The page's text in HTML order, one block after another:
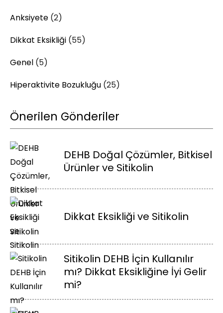
Anksiyete (2)
Dikkat Eksikliği (55)
Genel (5)
Hiperaktivite Bozukluğu (25)
Önerilen Gönderiler
DEHB Doğal Çözümler, Bitkisel
Ürünler ve Sitikolin
Dikkat Eksikliği ve Sitikolin
Sitikolin DEHB İçin Kullanılır
mı? Dikkat Eksikliğine İyi Gelir
mi?